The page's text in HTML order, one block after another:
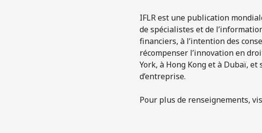
IFLR est une publication
de spécialistes et de
financiers, à l’intention des
récompenser l’innovation en
York, à Hong Kong et à Dubaï,
d’entreprise.
Pour plus de renseignements,